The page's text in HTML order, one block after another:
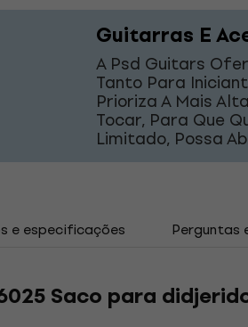
Guitarras E
A Psd Guitars
Tanto Para
Prioriza A Mais
Tocar, Para Que
Limitado, Possa
e especificações Perguntas
Saco para